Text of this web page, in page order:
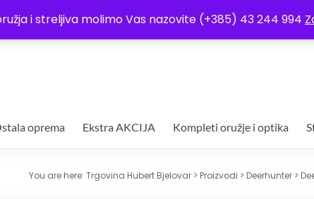
i streljiva molimo Vas nazovite (+385) 43 244 994
Uvjeti poslovanja
oprema Ekstra AKCIJA Kompleti oružje i optika
You are here: Trgovina Hubert Bjelovar > Proizvodi > Deerhunter >